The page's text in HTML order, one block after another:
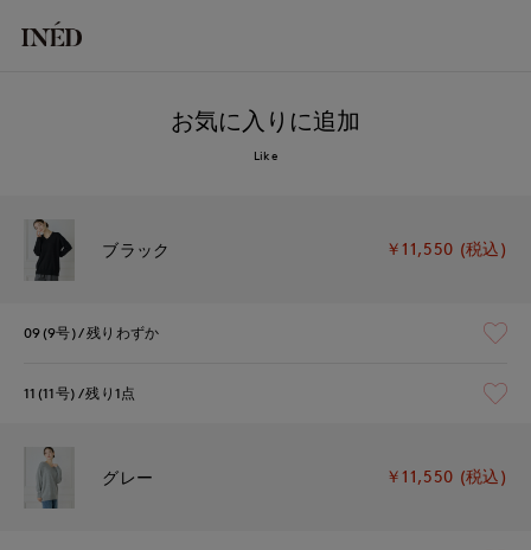
お気に入りに追加
Like
ブラック ￥11,550 (税込)
09(9号) 残りわずか
11(11号) 残り1点
グレー ￥11,550 (税込)